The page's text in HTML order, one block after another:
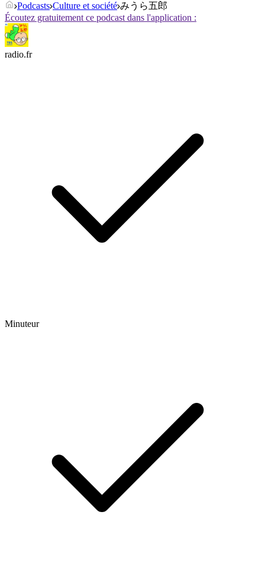
Podcasts Culture et société みうら五郎
Écoutez gratuitement ce podcast dans l'application :
radio.fr
Minuteur